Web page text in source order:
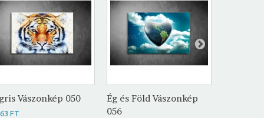
Vászonkép 050
FT
Ég és Föld Vászonkép
056